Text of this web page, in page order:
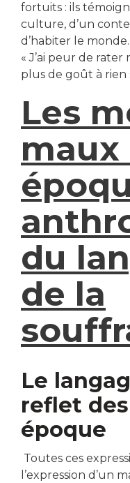
fortuits : ils
culture, d’un
d’habiter le
« J’ai peur de rater
plus de goût à rien
Les
maux
du
de la
Le
reflet
époque
Toutes ces
l’expression d’un